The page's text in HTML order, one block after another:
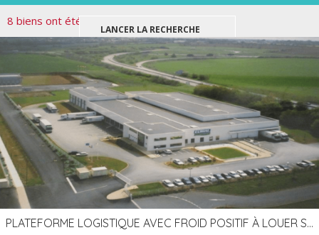
8 biens ont été trouvés pour votre recherche.
PLATEFORME LOGISTIQUE AVEC FROID POSITIF À LOUER SECTEUR NIORT (79)